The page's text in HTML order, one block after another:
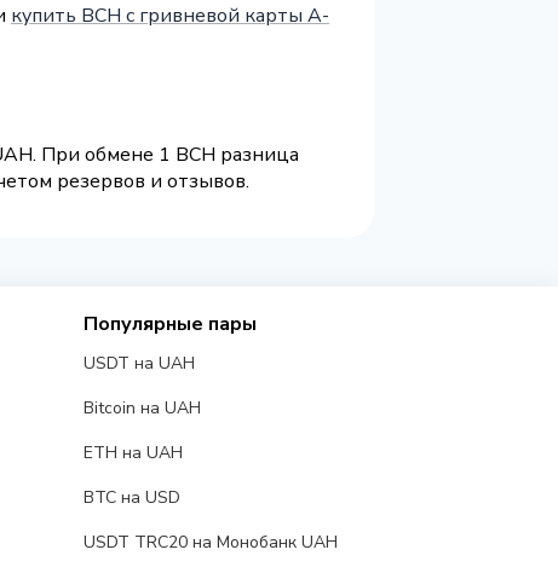
купить BCH с гривневой карты А-
При обмене 1 BCH разница
резервов и отзывов.
Популярные пары
USDT на UAH
Bitcoin на UAH
ETH на UAH
BTC на USD
USDT TRC20 на Монобанк UAH